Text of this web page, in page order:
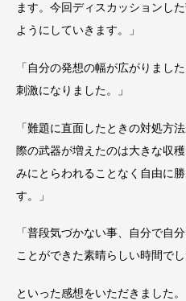
ます。今回ディスカッションし
ようにしていきます。」
「自分の発想の幅が広がりまし
刺激になりました。」
「難題に直面したときの対処方
際の武器が増えたのは大きな収
みにとらわれることなく自由に
す。」
「普段気づかない事、自分で自
ことができた素晴らしい時間でし
といった感想をいただきました。